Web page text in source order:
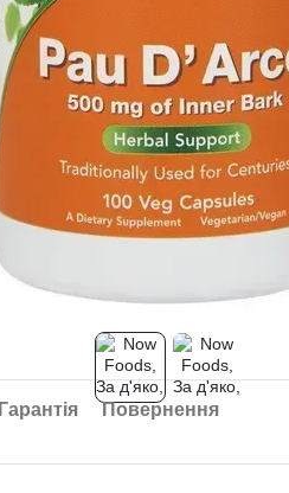
Гарантія Повернення